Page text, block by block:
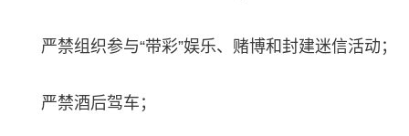
严禁组织参与“带彩”娱乐、赌博和封建迷信活动；
严禁酒后驾车；